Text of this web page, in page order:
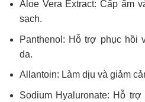
Aloe Vera Extract: Cấp ẩm
sạch.
Panthenol: Hỗ trợ phục hồi
da.
Allantoin: Làm dịu và giảm
Sodium Hyaluronate: Hỗ